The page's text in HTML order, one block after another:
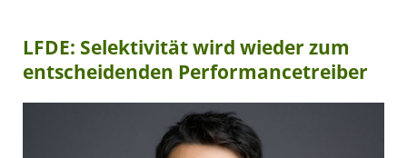
LFDE: Selektivität wird wieder zum
entscheidenden Performancetreiber